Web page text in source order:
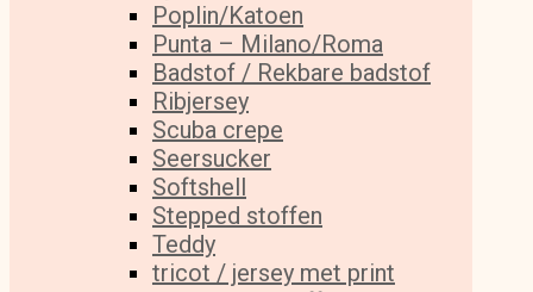
Poplin/Katoen
Punta – Milano/Roma
Badstof / Rekbare badstof
Ribjersey
Scuba crepe
Seersucker
Softshell
Stepped stoffen
Teddy
tricot / jersey met print